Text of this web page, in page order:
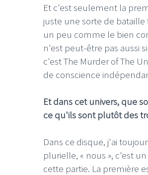
Et c'est seulement la
juste une sorte de
un peu comme le bien
n'est peut-être pas aussi
c'est The Murder of The
de conscience
Et dans cet univers, que
ce qu'ils sont plutôt des
Dans ce disque, j'ai
plurielle, « nous », c'est
cette partie. La première
LE GROS RIFFIFI –
Christmas Riffifi 2025